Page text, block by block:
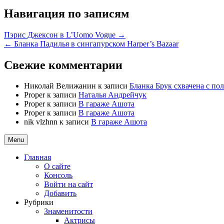
Навигация по записям
Пэрис Джексон в L’Uomo Vogue →
← Бланка Падилья в сингапурском Harper’s Bazaar
Свежие комментарии
Николай Велижанин к записи Бланка Брук схвачена с
Properк записи Наталья Андрейчук
Properк записи В гараже Ашота
Properк записи В гараже Ашота
nik vlzhnn к записи В гараже Ашота
Menu
Главная
О сайте
Консоль
Войти на сайт
Добавить
Рубрики
Знаменитости
Актрисы